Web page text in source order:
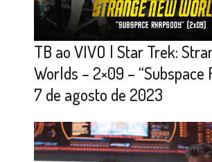
TB ao VIVO | Star Trek:
Worlds – 2×09 – “Subspace
7 de agosto de 2023